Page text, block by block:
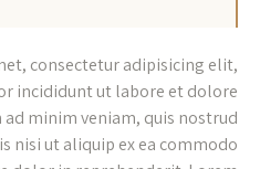
consectetur adipisicing elit,
incididunt ut labore et dolore
minim veniam, quis nostrud
nisi ut aliquip ex ea commodo